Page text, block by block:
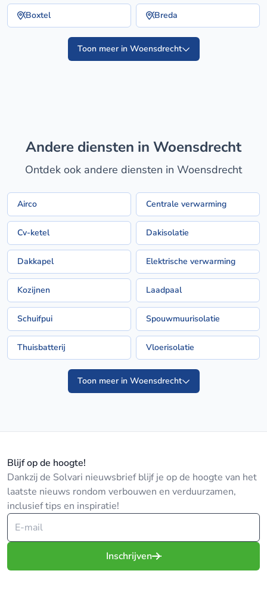
Boxtel Breda
Toon meer in Woensdrecht
Andere diensten in Woensdrecht
Ontdek ook andere diensten in Woensdrecht
Airco Centrale verwarming
Cv-ketel Dakisolatie
Dakkapel Elektrische verwarming
Kozijnen Laadpaal
Schuifpui Spouwmuurisolatie
Thuisbatterij Vloerisolatie
Toon meer in Woensdrecht
Blijf op de hoogte!
Dankzij de Solvari nieuwsbrief blijf je op de hoogte van het
laatste nieuws rondom verbouwen en verduurzamen,
inclusief tips en inspiratie!
Inschrijven